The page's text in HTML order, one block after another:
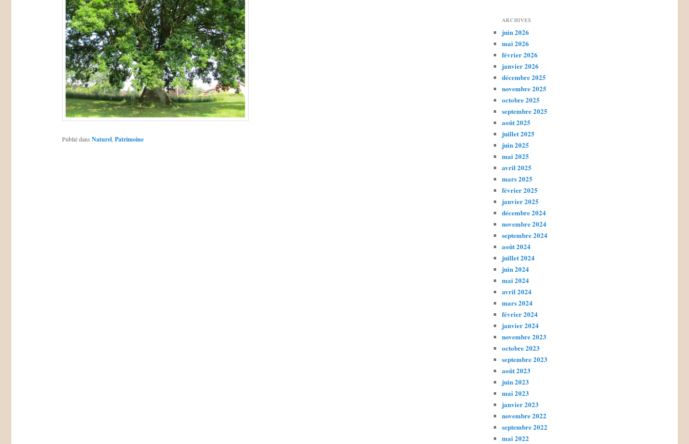
Publié dans Naturel,Patrimoine
ARCHIVES
juin 2026
mai 2026
février 2026
janvier 2026
décembre 2025
novembre 2025
octobre 2025
septembre 2025
août 2025
juillet 2025
juin 2025
mai 2025
avril 2025
mars 2025
février 2025
janvier 2025
décembre 2024
novembre 2024
septembre 2024
août 2024
juillet 2024
juin 2024
mai 2024
avril 2024
mars 2024
février 2024
janvier 2024
novembre 2023
octobre 2023
septembre 2023
août 2023
juin 2023
mai 2023
janvier 2023
novembre 2022
septembre 2022
mai 2022